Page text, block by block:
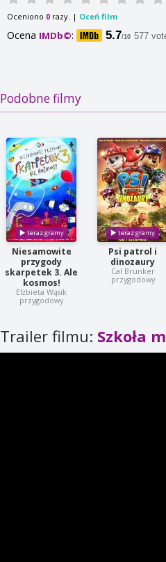
Oceniono 0 razy. | Oceń film
Ocena IMDb©: 5.7/10 577
Podobne filmy
Niesamowite
przygody
skarpetek 3. Ale
kosmos!
Elżbieta Wąsik
przygodowy
Psi patrol i
dinozaury
Cal Brunker
przygodowy
Trailer filmu: Szkoła